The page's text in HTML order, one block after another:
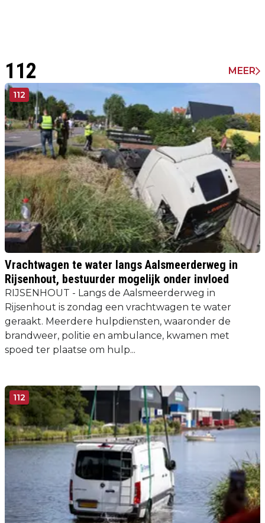
112 MEER
112
Vrachtwagen te water langs Aalsmeerderweg in
Rijsenhout, bestuurder mogelijk onder invloed
RIJSENHOUT - Langs de Aalsmeerderweg in
Rijsenhout is zondag een vrachtwagen te water
geraakt. Meerdere hulpdiensten, waaronder de
brandweer, politie en ambulance, kwamen met
spoed ter plaatse om hulp...
112